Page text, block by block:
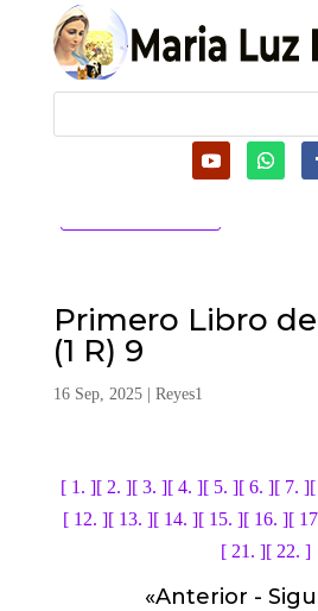
Primero Libro
(1 R) 9
16 Sep, 2025| Reyes1
[ 1. ][ 2. ][ 3. ][ 4. ][ 5. ][ 6. ][ 7. ]
[ 12. ][ 13. ][ 14. ][ 15. ][ 16. ][
[ 21. ][ 22. ]
«Anterior -